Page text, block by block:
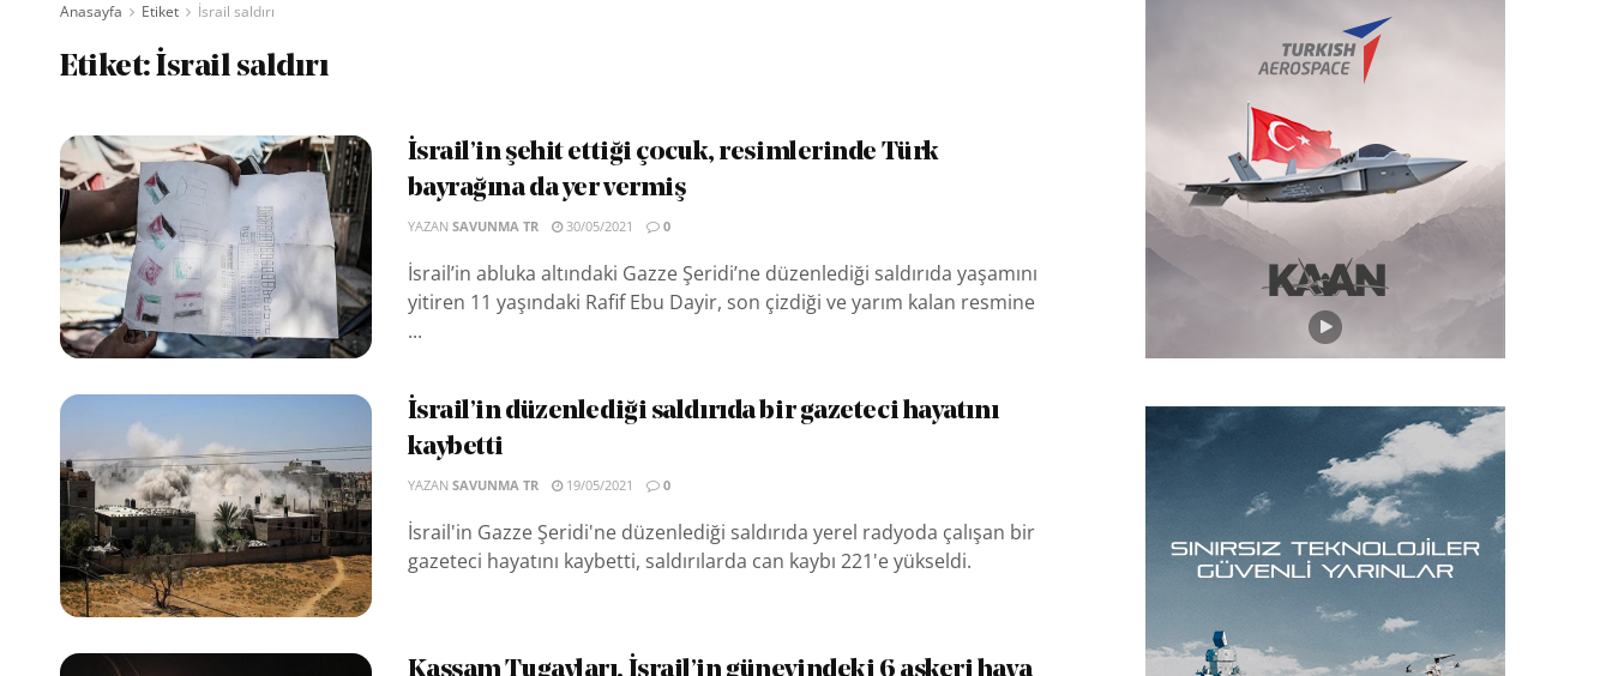
Anasayfa Etiket İsrail saldırı
Etiket:İsrail saldırı
İsrail’in şehit ettiği çocuk, resimlerinde Türk
bayrağına da yer vermiş
YAZAN SAVUNMA TR 30/05/2021 0
İsrail’in abluka altındaki Gazze Şeridi’ne düzenlediği saldırıda yaşamını
yitiren 11 yaşındaki Rafif Ebu Dayir, son çizdiği ve yarım kalan resmine
...
İsrail’in düzenlediği saldırıda bir gazeteci hayatını
kaybetti
YAZAN SAVUNMA TR 19/05/2021 0
İsrail'in Gazze Şeridi'ne düzenlediği saldırıda yerel radyoda çalışan bir
gazeteci hayatını kaybetti, saldırılarda can kaybı 221'e yükseldi.
Kassam Tugayları, İsrail’in güneyindeki 6 askeri hava